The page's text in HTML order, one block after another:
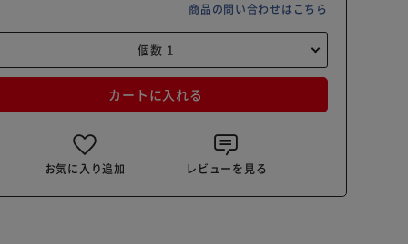
商品の問い合わせはこちら
カートに入れる
お気に入り追加 レビューを見る